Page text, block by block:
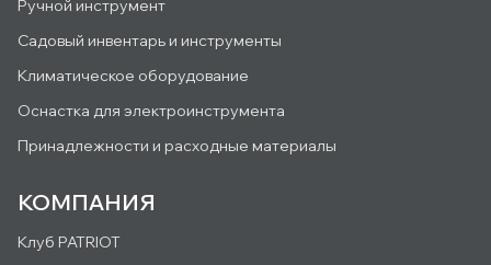
Ручной инструмент
Садовый инвентарь и инструменты
Климатическое оборудование
Оснастка для электроинструмента
Принадлежности и расходные материалы
КОМПАНИЯ
Клуб PATRIOT